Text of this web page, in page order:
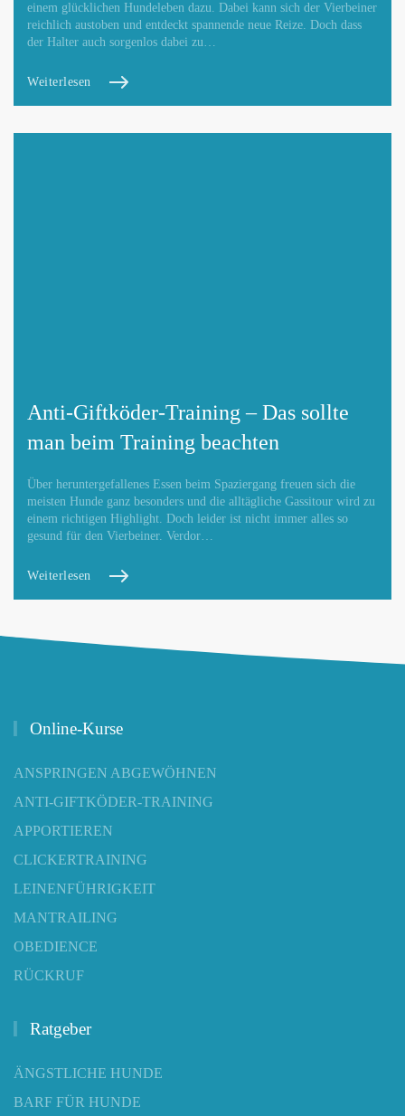
einem glücklichen Hundeleben dazu. Dabei kann sich der Vierbeiner
reichlich austoben und entdeckt spannende neue Reize. Doch dass
der Halter auch sorgenlos dabei zu…
Weiterlesen
Anti-Giftköder-Training – Das sollte
man beim Training beachten
Über heruntergefallenes Essen beim Spaziergang freuen sich die
meisten Hunde ganz besonders und die alltägliche Gassitour wird zu
einem richtigen Highlight. Doch leider ist nicht immer alles so
gesund für den Vierbeiner. Verdor…
Weiterlesen
Online-Kurse
ANSPRINGEN ABGEWÖHNEN
ANTI-GIFTKÖDER-TRAINING
APPORTIEREN
CLICKERTRAINING
LEINENFÜHRIGKEIT
MANTRAILING
OBEDIENCE
RÜCKRUF
Ratgeber
ÄNGSTLICHE HUNDE
BARF FÜR HUNDE